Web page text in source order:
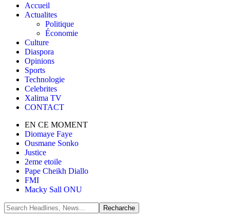
Accueil
Actualites
Politique
Économie
Culture
Diaspora
Opinions
Sports
Technologie
Celebrites
Xalima TV
CONTACT
EN CE MOMENT
Diomaye Faye
Ousmane Sonko
Justice
2eme etoile
Pape Cheikh Diallo
FMI
Macky Sall ONU